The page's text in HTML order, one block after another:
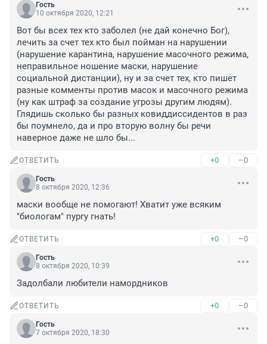
Гость
10 октября 2020, 12:21
Вот бы всех тех кто заболел (не дай конечно Бог),
лечить за счет тех кто был пойман на нарушении
(нарушение карантина, нарушение масочного режима,
неправильное ношение маски, нарушение
социальной дистанции), ну и за счет тех, кто пишет
разные комменты против масок и масочного режима
(ну как штраф за создание угрозы другим людям).
Глядишь сколько бы разных ковиддиссидентов в раз
бы поумнело, да и про вторую волну бы речи
наверное даже не шло бы...
ОТВЕТИТЬ +0 –0
Гость
8 октября 2020, 12:36
маски вообще не помогают! Хватит уже всяким
"биологам" пургу гнать!
ОТВЕТИТЬ +0 –0
Гость
8 октября 2020, 10:39
Задолбали любители намордников
ОТВЕТИТЬ +0 –0
Гость
7 октября 2020, 18:30